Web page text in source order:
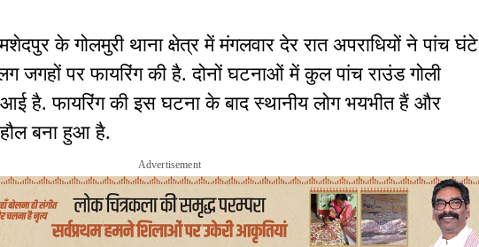
के गोलमुरी थाना क्षेत्र में मंगलवार देर रात अपराधियों ने पांच घंटे
जगहों पर फायरिंग की है. दोनों घटनाओं में कुल पांच राउंड गोली
है. फायरिंग की इस घटना के बाद स्थानीय लोग भयभीत हैं और
बना हुआ है.
Advertisement